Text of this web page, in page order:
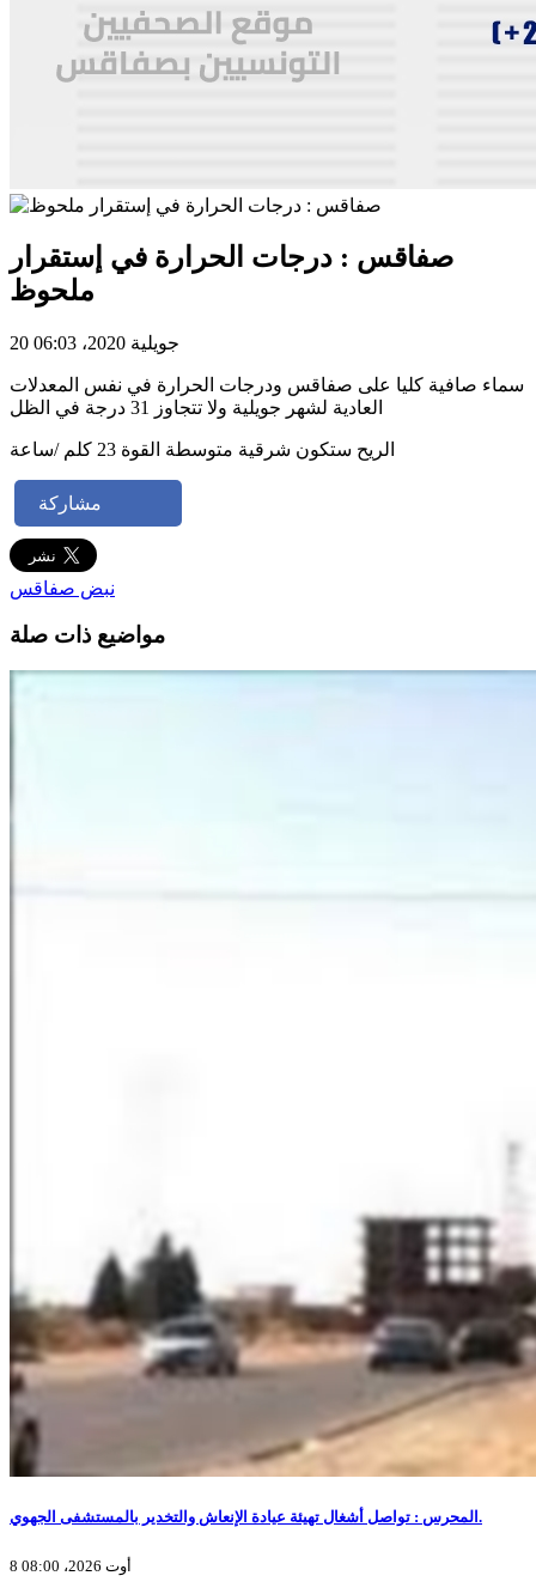
صفاقس : درجات الحرارة في إستقرار
ملحوظ
20 جويلية 2020، 06:03
سماء صافية كليا على صفاقس ودرجات الحرارة في نفس المعدلات
العادية لشهر جويلية ولا تتجاوز 31 درجة في الظل
الريح ستكون شرقية متوسطة القوة 23 كلم /ساعة
مشاركة
نبض صفاقس
مواضيع ذات صلة
المحرس : تواصل أشغال تهيئة عيادة الإنعاش والتخدير بالمستشفى الجهوي.
8 أوت 2026، 08:00